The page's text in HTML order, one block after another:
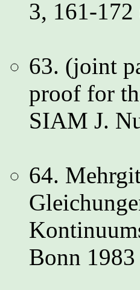
3, 161-
63. (joint
proof for
SIAM J.
64.
Bonn 1983